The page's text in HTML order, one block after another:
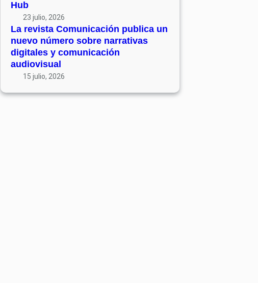
Hub
23 julio, 2026
La revista Comunicación publica un
nuevo número sobre narrativas
digitales y comunicación
audiovisual
15 julio, 2026